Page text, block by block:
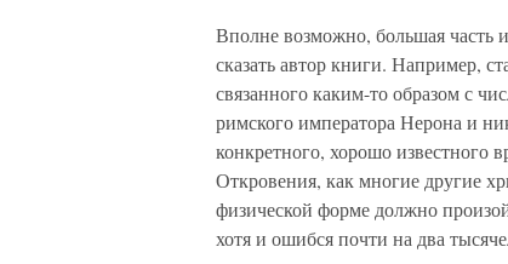
Вполне возможно, большая часть
сказать автор книги. Например,
связанного каким-то образом с
римского императора Нерона и
конкретного, хорошо известного
Откровения, как многие другие
физической форме должно
хотя и ошибся почти на два